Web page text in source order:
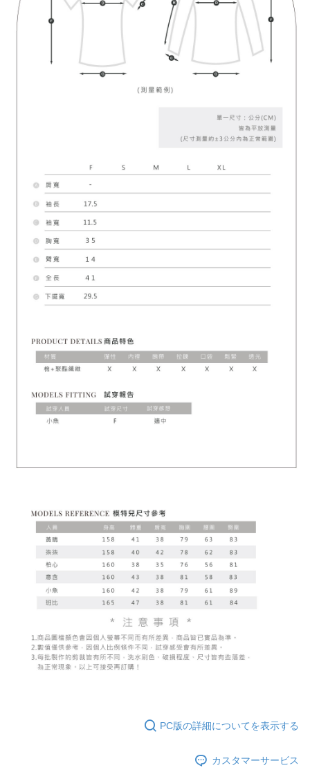
PC版の詳細についてを表示する
カスタマーサービス